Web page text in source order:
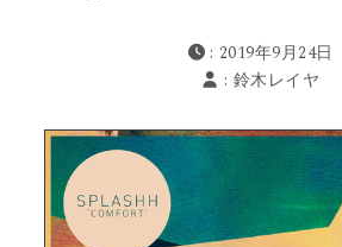
: 2019年9月24日
: 鈴木レイヤ